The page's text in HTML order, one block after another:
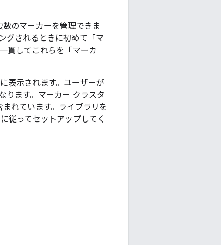
のマーカーを管理できま
グされるときに初めて「マ
貫してこれらを「マーカ
表示されます。ユーザーが
ります。マーカー クラスタ
まれています。ライブラリを
に従ってセットアップしてく